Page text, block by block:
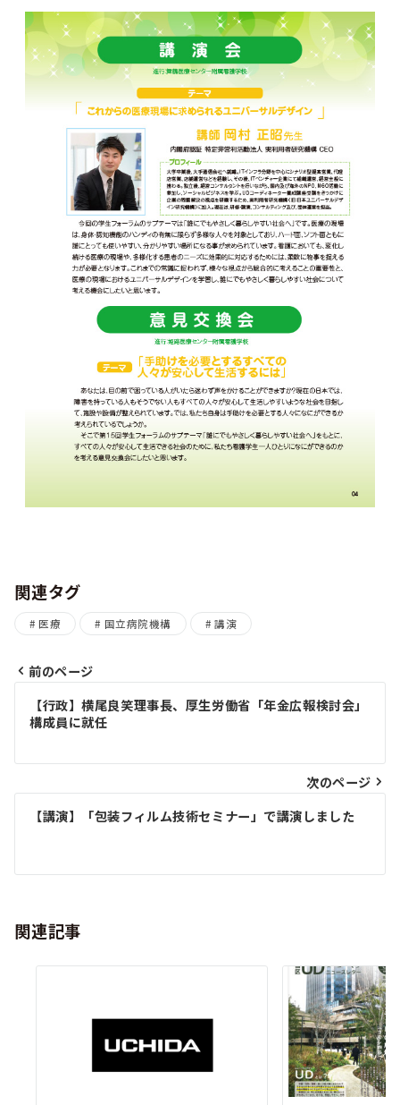
関連タグ
医療 国立病院機構 講演
稿
ナ
シ
ョ
前のページ
【行政】横尾良笑理事長、厚生労働省「年金広報検討会」
構成員に就任
次のページ
【講演】「包装フィルム技術セミナー」で講演しました
関連記事